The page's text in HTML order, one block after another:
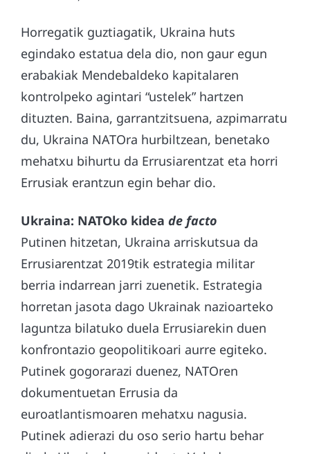
Horregatik guztiagatik, Ukraina huts
egindako estatua dela dio, non gaur egun
erabakiak Mendebaldeko kapitalaren
kontrolpeko agintari “ustelek” hartzen
dituzten. Baina, garrantzitsuena, azpimarratu
du, Ukraina NATOra hurbiltzean, benetako
mehatxu bihurtu da Errusiarentzat eta horri
Errusiak erantzun egin behar dio.
Ukraina: NATOko kidea de facto
Putinen hitzetan, Ukraina arriskutsua da
Errusiarentzat 2019tik estrategia militar
berria indarrean jarri zuenetik. Estrategia
horretan jasota dago Ukrainak nazioarteko
laguntza bilatuko duela Errusiarekin duen
konfrontazio geopolitikoari aurre egiteko.
Putinek gogorarazi duenez, NATOren
dokumentuetan Errusia da
euroatlantismoaren mehatxu nagusia.
Putinek adierazi du oso serio hartu behar